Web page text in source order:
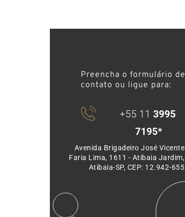
Preencha o formulário de
contato ou ligue para:
+55 11 3995
7195*
Avenida Brigadeiro José Vicente
Faria Lima, 1611 - Atibaia Jardim,
Atibaia-SP, CEP: 12.942-655